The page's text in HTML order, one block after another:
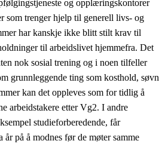
og opplæringskontorer
som trenger hjelp til generell livs- og
har kanskje ikke blitt stilt krav til
til arbeidslivet hjemmefra. Det
nok sosial trening og i noen tilfeller
grunnleggende ting som kosthold, søvn
kan det oppleves som for tidlig å
arbeidstakere etter Vg2. I andre
studieforberedende, får
år på å modnes før de møter samme